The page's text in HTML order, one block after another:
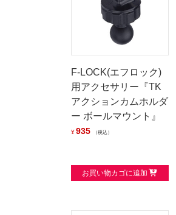
F-LOCK(エフロック)
用アクセサリー『TK
アクションカムホルダ
ー ボールマウント』
¥935 税込
お買い物カゴに追加